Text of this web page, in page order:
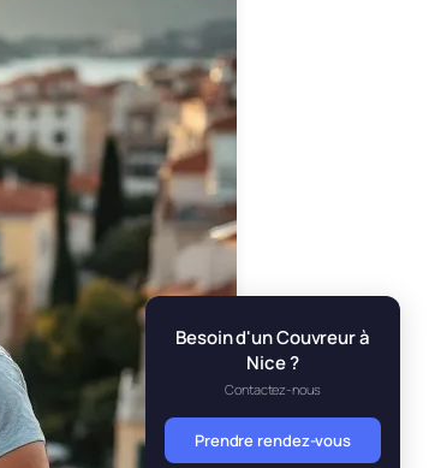
Besoin d'un Couvreur à
Nice ?
Contactez-nous
Prendre rendez-vous